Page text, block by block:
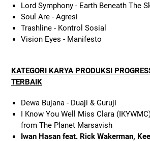
Lord Symphony - Earth Beneath The
Soul Are - Agresi
Trashline - Kontrol Sosial
Vision Eyes - Manifesto
KATEGORI KARYA PRODUKSI
TERBAIK
Dewa Bujana - Duaji & Guruji
I Know You Well Miss Clara
from The Planet Marsavish
Iwan Hasan feat. Rick Wakerman,